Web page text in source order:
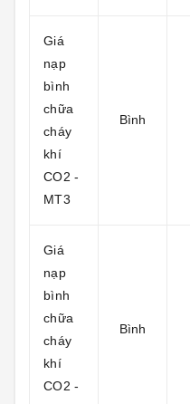
Giá
nạp
bình
chữa
cháy
khí
CO2 -
MT3
Bình
Giá
nạp
bình
chữa
cháy
khí
CO2 -
Bình